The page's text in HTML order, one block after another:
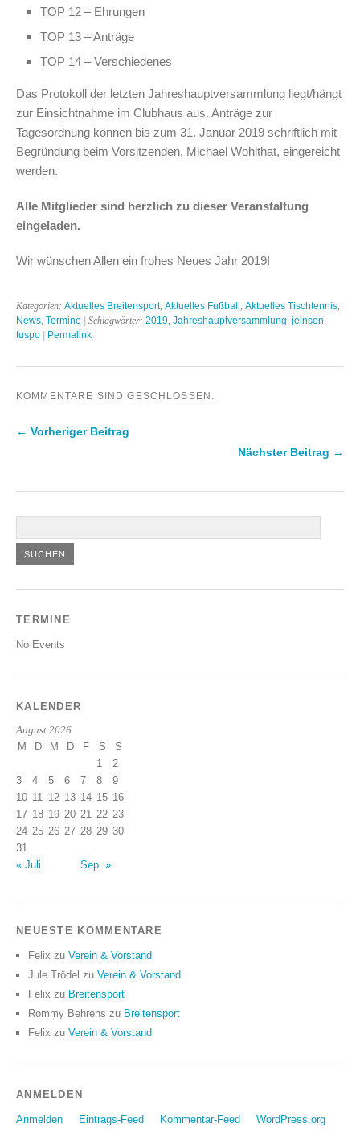
TOP 12 – Ehrungen
TOP 13 – Anträge
TOP 14 – Verschiedenes
Das Protokoll der letzten Jahreshauptversammlung liegt/hängt
zur Einsichtnahme im Clubhaus aus. Anträge zur
Tagesordnung können bis zum 31. Januar 2019 schriftlich mit
Begründung beim Vorsitzenden, Michael Wohlthat, eingereicht
werden.
Alle Mitglieder sind herzlich zu dieser Veranstaltung
eingeladen.
Wir wünschen Allen ein frohes Neues Jahr 2019!
Kategorien: Aktuelles Breitensport, Aktuelles Fußball Aktuelles Tischtennis
News Termine | Schlagwörter: 2019 Jahreshauptversammlung jeinsen
tuspo | Permalink
KOMMENTARE SIND GESCHLOSSEN.
← Vorheriger Beitrag
Nächster Beitrag →
TERMINE
No Events
KALENDER
August 2026
M D M D F S
S
1
2
3
4 5 6 7 8
9
10 11 12 13 14 15 16
17 18 19 20 21 22 23
24 25 26 27 28 29 30
31
« Juli
Sep. »
NEUESTE KOMMENTARE
Felix zu Verein & Vorstand
Jule Trödel zu Verein & Vorstand
Felix zu Breitensport
Rommy Behrens zu Breitensport
Felix zu Verein & Vorstand
ANMELDEN
Anmelden Eintrags-Feed Kommentar-Feed WordPress.org